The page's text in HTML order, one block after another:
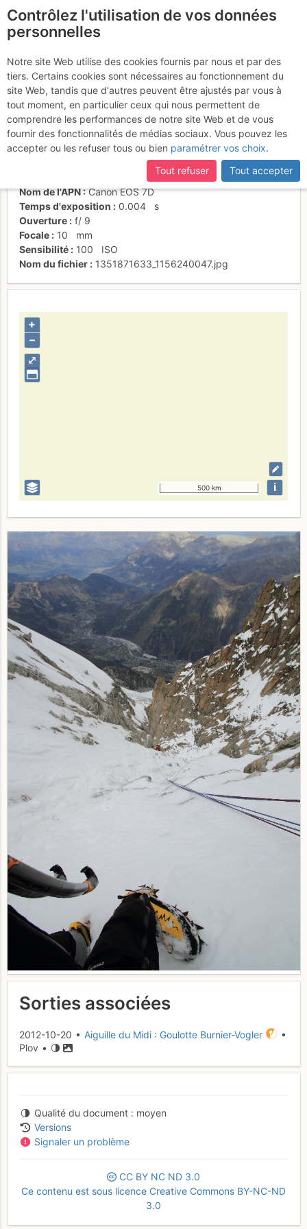
Goulotte Burnier-Vogler
Activités
Date/heure
20 oct. 2012 11:24
Contributeur
Plov
individuel (CC by-nc-nd)
Nom de l'APN
Canon EOS 7D
Temps d'exposition
0.004
s
Ouverture
f/ 9
Focale
10
mm
Sensibilité
100
ISO
Nom du fichier
1351871633_1156240047.jpg
⤢
+
–
500 km i
Sorties associées
2012-10-20 • Aiguille du Midi : Goulotte Burnier-Vogler
•
Plov •
Qualité du document
moyen
Versions
Signaler un problème
CC BY NC ND 3.0
Ce contenu est sous licence Creative Commons BY-NC-ND
3.0
Contrôlez l'utilisation de vos données
personnelles
Notre site Web utilise des cookies fournis par nous et par des
tiers. Certains cookies sont nécessaires au fonctionnement du
site Web, tandis que d'autres peuvent être ajustés par vous à
tout moment, en particulier ceux qui nous permettent de
comprendre les performances de notre site Web et de vous
fournir des fonctionnalités de médias sociaux. Vous pouvez les
accepter ou les refuser tous ou bien paramétrer vos choix.
Tout refuser
Tout accepter